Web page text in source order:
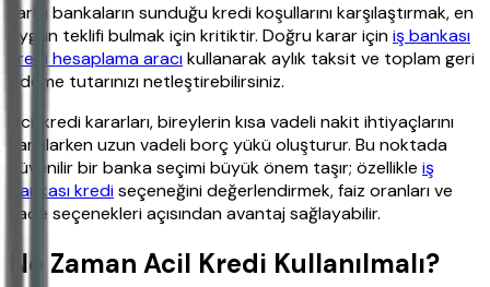
Farklı bankaların sunduğu kredi koşullarını karşılaştırmak, en
uygun teklifi bulmak için kritiktir. Doğru karar içiniş bankası
kredi hesaplama aracıkullanarak aylık taksit ve toplam geri
ödeme tutarınızı netleştirebilirsiniz.
Acil kredi kararları, bireylerin kısa vadeli nakit ihtiyaçlarını
karşılarken uzun vadeli borç yükü oluşturur. Bu noktada
güvenilir bir banka seçimi büyük önem taşır; özellikle iş
bankası krediseçeneğini değerlendirmek, faiz oranları ve
vade seçenekleri açısından avantaj sağlayabilir.
Ne Zaman Acil Kredi Kullanılmalı?